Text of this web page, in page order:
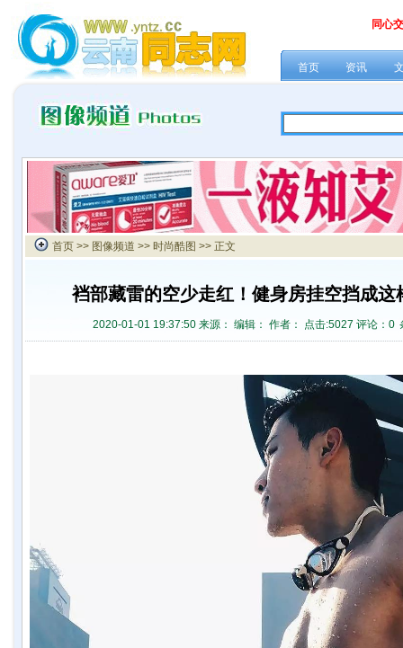
同心
首页 资讯
首页 >> 图像频道 >> 时尚酷图 >> 正文
裆部藏雷的空少走红！健身房挂空挡成这
2020-01-01 19:37:50 来源： 编辑： 作者： 点击:5027 评论： 0